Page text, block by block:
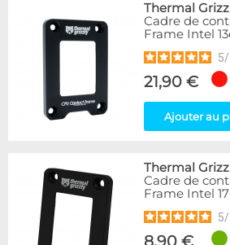
Thermal
Cadre de
Frame Intel
5/
21,90 €
Ajouter au
Thermal
Cadre de
Frame Intel
5/